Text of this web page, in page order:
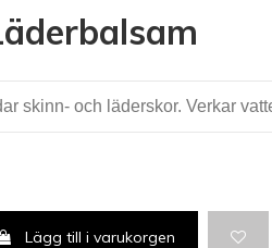
skinn- och läderskor. Verkar
Lägg till i varukorgen